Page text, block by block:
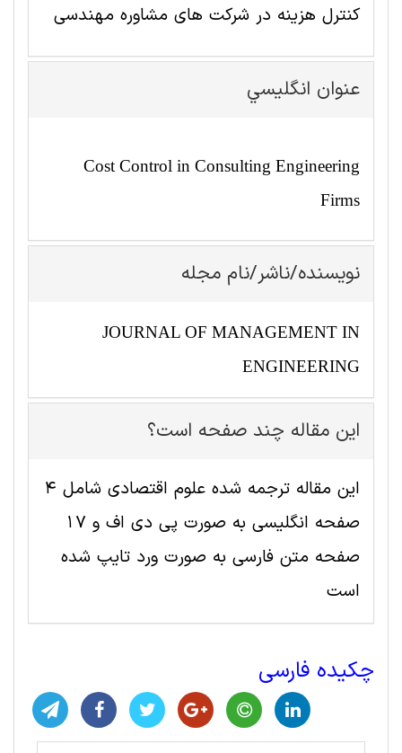
کنترل هزینه در شرکت های مشاوره مهندسی
عنوان انگليسي
Cost Control in Consulting Engineering
Firms
نویسنده/ناشر/نام مجله
JOURNAL OF MANAGEMENT IN
ENGINEERING
این مقاله چند صفحه است؟
این مقاله ترجمه شده علوم اقتصادی شامل 4
صفحه انگلیسی به صورت پی دی اف و 17
صفحه متن فارسی به صورت ورد تایپ شده
است
چکیده فارسی